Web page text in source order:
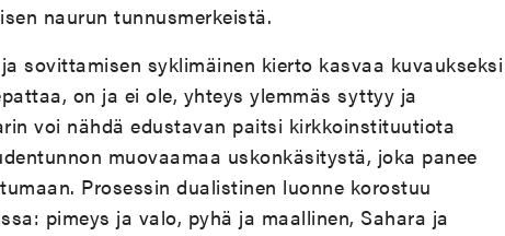
naurun tunnusmerkeistä.
sovittamisen syklimäinen kierto kasvaa kuvaukseksi
on ja ei ole, yhteys ylemmäs syttyy ja
voi nähdä edustavan paitsi kirkkoinstituutiota
muovaamaa uskonkäsitystä, joka panee
Prosessin dualistinen luonne korostuu
pimeys ja valo, pyhä ja maallinen, Sahara ja